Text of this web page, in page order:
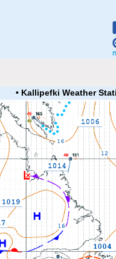
• Kallipefki Weather